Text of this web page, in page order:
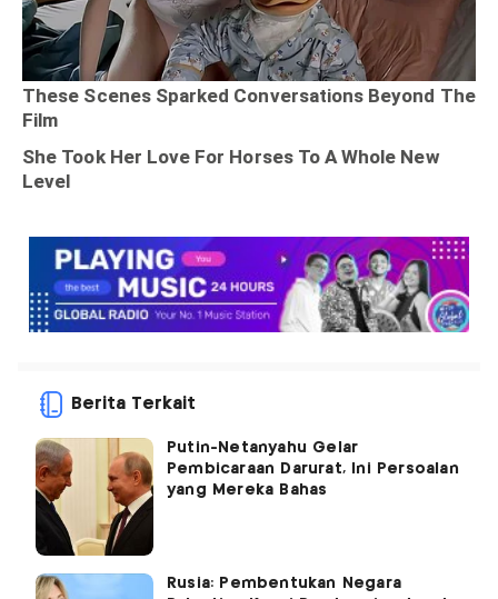
Berita Terkait
Putin-Netanyahu Gelar
Pembicaraan Darurat, Ini Persoalan
yang Mereka Bahas
Rusia: Pembentukan Negara